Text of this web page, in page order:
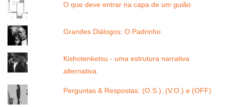
O que deve entrar na capa de um guião
Grandes Diálogos: O Padrinho
Kishotenketsu - uma estrutura narrativa
alternativa.
Perguntas & Respostas: (O.S.), (V.O.) e (OFF)